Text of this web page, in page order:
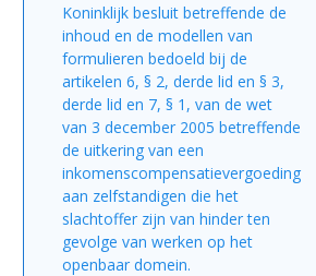
Koninklijk besluit betreffende de
inhoud en de modellen van
formulieren bedoeld bij de
artikelen 6, § 2, derde lid en § 3,
derde lid en 7, § 1, van de wet
van 3 december 2005 betreffende
de uitkering van een
inkomenscompensatievergoeding
aan zelfstandigen die het
slachtoffer zijn van hinder ten
gevolge van werken op het
openbaar domein.